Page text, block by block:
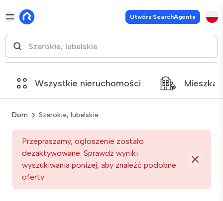
Utwórz SearchAgenta
Wszystkie nieruchomości
Dom Szerokie, lubelskie
Przepraszamy, ogłoszenie zostało
dezaktywowane. Sprawdź wyniki
wyszukiwania poniżej, aby znaleźć podobne
oferty